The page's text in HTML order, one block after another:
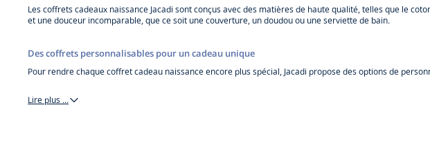
Les coffrets cadeaux naissance Jacadi sont conçus avec des matières de haute qualité, telles que le
et une douceur incomparable, que ce soit une couverture, un doudou ou une serviette de bain.
Des coffrets personnalisables pour un cadeau unique
Pour rendre chaque coffret cadeau naissance encore plus spécial, Jacadi propose des options de
Lire plus ...